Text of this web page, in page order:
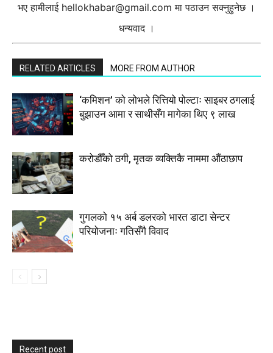
भए हामीलाई hellokhabar@gmail.com मा पठाउन सक्नुहुनेछ ।
धन्यवाद ।
RELATED ARTICLES MORE FROM AUTHOR
‘कमिशन’ को लोभले रित्तियो पोल्टाः साइबर ठगलाई
बुझाउन आमा र साथीसँग मागेका थिए ९ लाख
करोडौँको ठगी, मृतक व्यक्तिकै नाममा औंठाछाप
गुगलको १५ अर्ब डलरको भारत डाटा सेन्टर
परियोजनाः गतिसँगै विवाद
Recent post